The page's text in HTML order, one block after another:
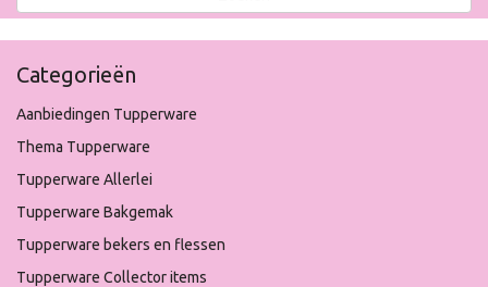
Categorieën
Aanbiedingen Tupperware
Thema Tupperware
Tupperware Allerlei
Tupperware Bakgemak
Tupperware bekers en flessen
Tupperware Collector items